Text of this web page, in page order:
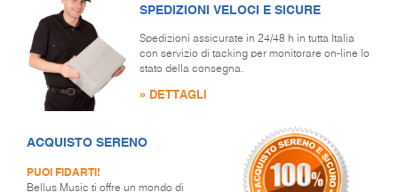
SPEDIZIONI VELOCI E SICURE
Spedizioni assicurate in 24/48 h in tutta Italia
con servizio di tacking per monitorare on-line lo
stato della consegna.
» DETTAGLI
ACQUISTO SERENO
PUOI FIDARTI!
Bellus Music ti offre un mondo di